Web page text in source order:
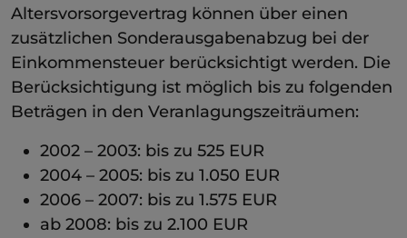
Altersvorsorgevertrag können über einen
zusätzlichen Sonderausgabenabzug bei der
Einkommensteuer berücksichtigt werden. Die
Berücksichtigung ist möglich bis zu folgenden
Beträgen in den Veranlagungszeiträumen:
2002 – 2003: bis zu 525 EUR
2004 – 2005: bis zu 1.050 EUR
2006 – 2007: bis zu 1.575 EUR
ab 2008: bis zu 2.100 EUR